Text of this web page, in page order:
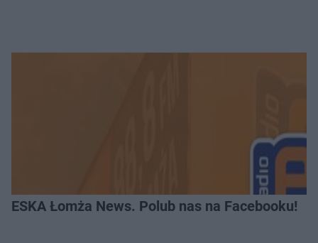
ESKA Łomża News. Polub nas na Facebooku!